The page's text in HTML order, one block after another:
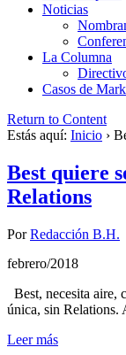
Noticias
La Columna
Casos de
Return to Content
Estás aquí: Inicio ›
Best quiere
Relations
PorRedacción B.H.
febrero/2018
Best, necesita aire,
única, sin Relations.
Leer más